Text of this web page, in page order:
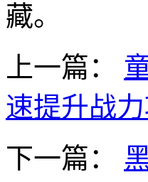
藏。
上一篇：
速提升战
下一篇：